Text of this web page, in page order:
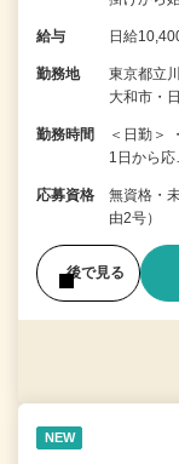
給与 日給
勤務地
東京都立
大和市・
勤務時間
＜日勤＞
1日から
応募資格
無資格・
由2号）
後で見る
NEW